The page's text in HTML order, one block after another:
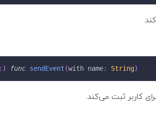
: ) func sendEvent (with name: String)
کاربر ثبت می‌کند.